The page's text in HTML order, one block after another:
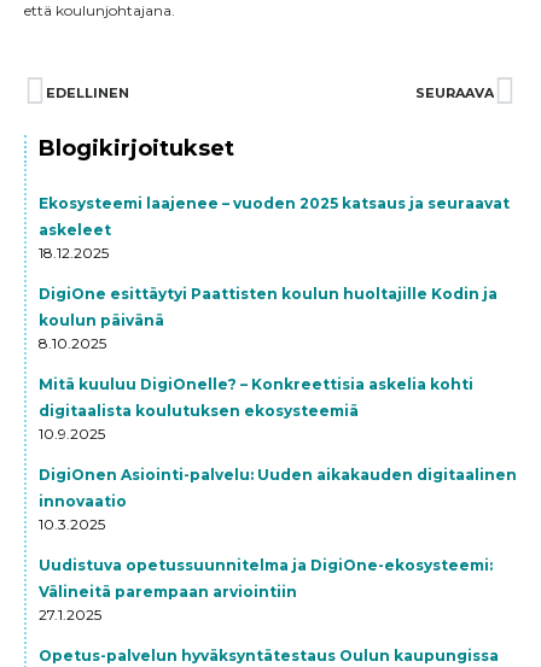
että koulunjohtajana.
Prev
EDELLINEN SEURAAVA
Blogikirjoitukset
Ekosysteemi laajenee – vuoden 2025 katsaus ja seuraavat
askeleet
18.12.2025
DigiOne esittäytyi Paattisten koulun huoltajille Kodin ja
koulun päivänä
8.10.2025
Mitä kuuluu DigiOnelle? – Konkreettisia askelia kohti
digitaalista koulutuksen ekosysteemiä
10.9.2025
DigiOnen Asiointi-palvelu: Uuden aikakauden digitaalinen
innovaatio
10.3.2025
Uudistuva opetussuunnitelma ja DigiOne-ekosysteemi:
Välineitä parempaan arviointiin
27.1.2025
Opetus-palvelun hyväksyntätestaus Oulun kaupungissa